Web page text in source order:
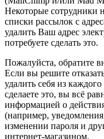
Некоторые сотрудники
списки рассылок с
удалить Ваш адрес
потребуете сделать это.
Пожалуйста, обратите
Если вы решите
удалить себя из
сделаете это, вы всё
информацией о
(например, уведомления
изменении пароля и
интернет-магазином.